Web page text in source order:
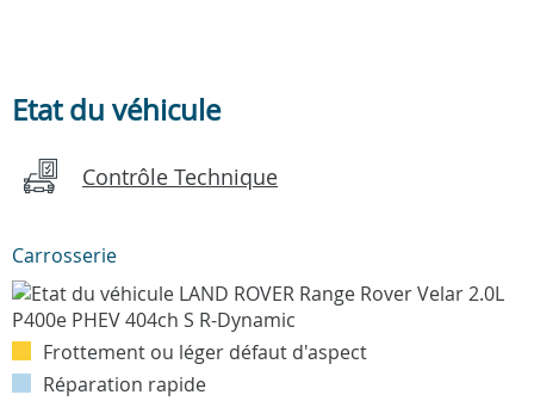
Etat du véhicule
Contrôle Technique
Carrosserie
Frottement ou léger défaut d'aspect
Réparation rapide